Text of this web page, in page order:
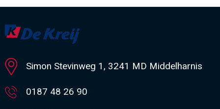
Minimale afname: 1
Simon Stevinweg 1, 3241 MD Middelharnis
0187 48 26 90